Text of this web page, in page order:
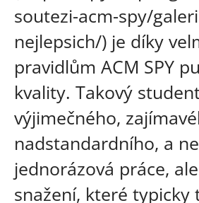
soutezi-acm-spy/
nejlepsich/) je díky
pravidlům ACM SPY
kvality. Takový
výjimečného,
nadstandardního, a
jednorázová práce,
snažení, které typicky